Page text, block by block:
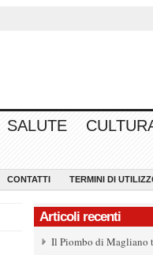
SALUTE
CONTATTI TERMINI DI
Articoli recenti
Il Piombo di Magliano